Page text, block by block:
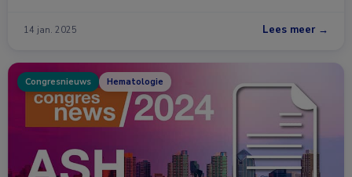
14 jan. 2025 Lees meer →
Congresnieuws Hematologie